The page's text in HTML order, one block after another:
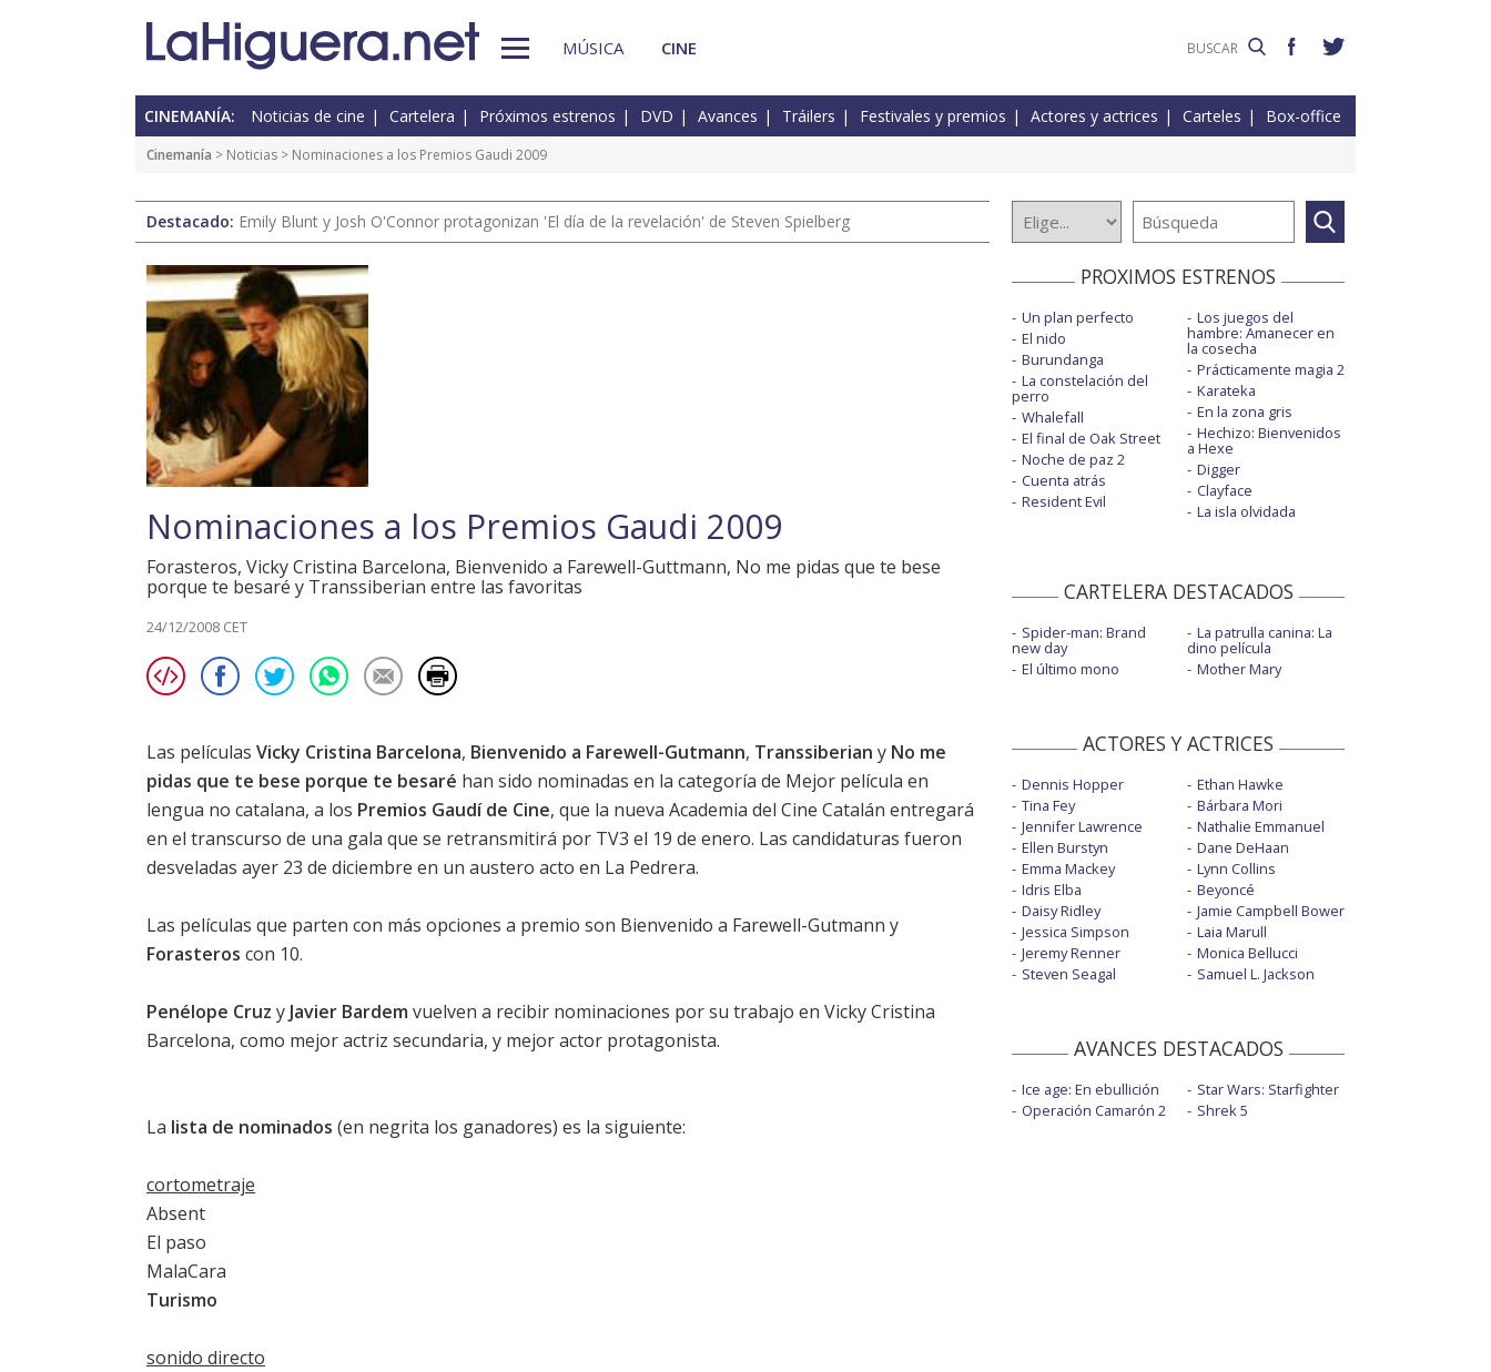
MÚSICA CINE
CINEMANÍA: Noticias de cine Cartelera Próximos estrenos DVD Avances Tráilers Festivales y premios Actores y actrices Carteles Box-office
Cinemanía > Noticias > Nominaciones a los Premios Gaudi 2009
Destacado: Emily Blunt y Josh O'Connor protagonizan 'El día de la revelación' de Steven Spielberg
Nominaciones a los Premios Gaudi 2009
Forasteros, Vicky Cristina Barcelona, Bienvenido a Farewell-Guttmann, No me pidas que te bese
porque te besaré y Transsiberian entre las favoritas
24/12/2008 CET
Las películas Vicky Cristina Barcelona, Bienvenido a Farewell-Gutmann, Transsiberian y No me
pidas que te bese porque te besaré han sido nominadas en la categoría de Mejor película en
lengua no catalana, a los Premios Gaudí de Cine, que la nueva Academia del Cine Catalán entregará
en el transcurso de una gala que se retransmitirá por TV3 el 19 de enero. Las candidaturas fueron
desveladas ayer 23 de diciembre en un austero acto en La Pedrera.
Las películas que parten con más opciones a premio son Bienvenido a Farewell-Gutmann y
Forasteros con 10.
Penélope Cruz y Javier Bardem vuelven a recibir nominaciones por su trabajo en Vicky Cristina
Barcelona, como mejor actriz secundaria, y mejor actor protagonista.
La lista de nominados (en negrita los ganadores) es la siguiente:
cortometraje
Absent
El paso
MalaCara
Turismo
sonido directo
PROXIMOS ESTRENOS
Un plan perfecto
El nido
Burundanga
La constelación del
perro
Whalefall
El final de Oak Street
Noche de paz 2
Cuenta atrás
Resident Evil
Los juegos del
hambre: Amanecer en
la cosecha
Prácticamente magia 2
Karateka
En la zona gris
Hechizo: Bienvenidos
a Hexe
Digger
Clayface
La isla olvidada
CARTELERA DESTACADOS
Spider-man: Brand
new day
El último mono
La patrulla canina: La
dino película
Mother Mary
ACTORES Y ACTRICES
Dennis Hopper
Tina Fey
Jennifer Lawrence
Ellen Burstyn
Emma Mackey
Idris Elba
Daisy Ridley
Jessica Simpson
Jeremy Renner
Steven Seagal
Ethan Hawke
Bárbara Mori
Nathalie Emmanuel
Dane DeHaan
Lynn Collins
Beyoncé
Jamie Campbell Bower
Laia Marull
Monica Bellucci
Samuel L. Jackson
AVANCES DESTACADOS
Ice age: En ebullición
Operación Camarón 2
Star Wars: Starfighter
Shrek 5